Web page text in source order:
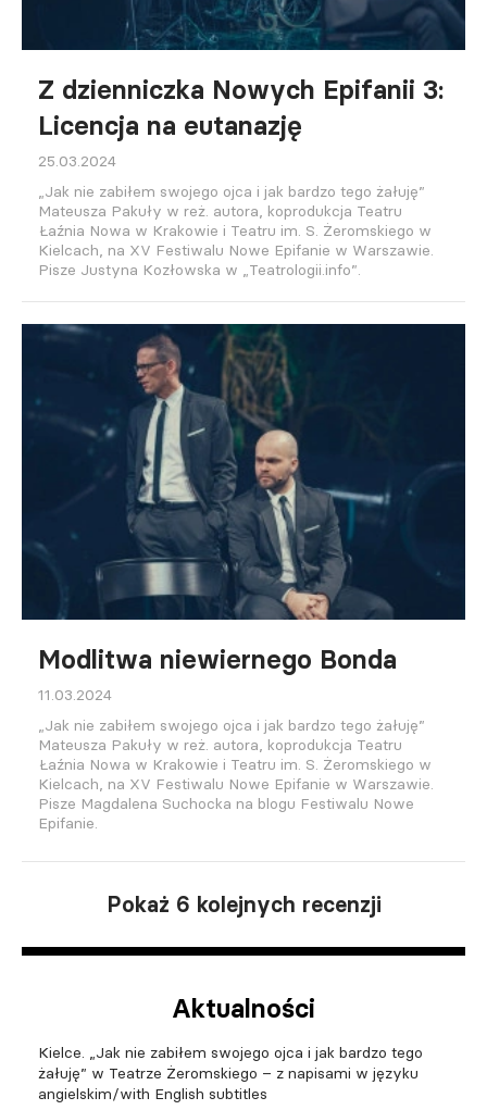
Z dzienniczka Nowych Epifanii 3:
Licencja na eutanazję
25.03.2024
„Jak nie zabiłem swojego ojca i jak bardzo tego żałuję”
Mateusza Pakuły w reż. autora, koprodukcja Teatru
Łaźnia Nowa w Krakowie i Teatru im. S. Żeromskiego w
Kielcach, na XV Festiwalu Nowe Epifanie w Warszawie.
Pisze Justyna Kozłowska w „Teatrologii.info”.
Modlitwa niewiernego Bonda
11.03.2024
„Jak nie zabiłem swojego ojca i jak bardzo tego żałuję”
Mateusza Pakuły w reż. autora, koprodukcja Teatru
Łaźnia Nowa w Krakowie i Teatru im. S. Żeromskiego w
Kielcach, na XV Festiwalu Nowe Epifanie w Warszawie.
Pisze Magdalena Suchocka na blogu Festiwalu Nowe
Epifanie.
Pokaż 6 kolejnych recenzji
Aktualności
Kielce. „Jak nie zabiłem swojego ojca i jak bardzo tego
żałuję” w Teatrze Żeromskiego – z napisami w języku
angielskim/with English subtitles